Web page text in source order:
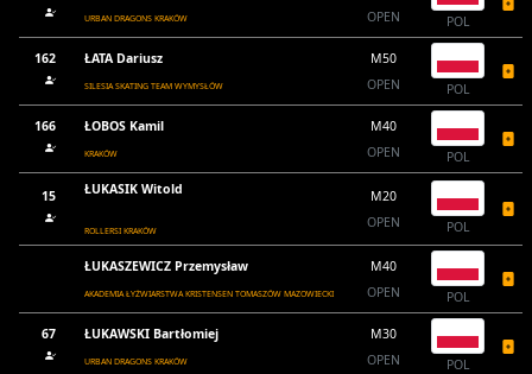
URBAN DRAGONS KRAKÓW
OPEN
POL
162 ŁATA Dariusz
SILESIA SKATING TEAM WYMYSŁÓW
M50
OPEN
POL
166 ŁOBOS Kamil
KRAKÓW
M40
OPEN
POL
15 ŁUKASIK Witold
ROLLERSI KRAKÓW
M20
OPEN
POL
ŁUKASZEWICZ Przemysław
AKADEMIA ŁYŻWIARSTWA KRISTENSEN TOMASZÓW MAZOWIECKI
M40
OPEN
POL
67 ŁUKAWSKI Bartłomiej
URBAN DRAGONS KRAKÓW
M30
OPEN
POL